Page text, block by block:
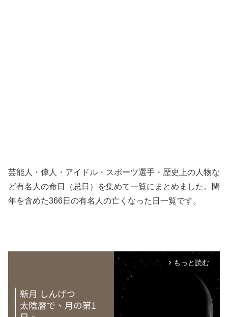
芸能人・偉人・アイドル・スポーツ選手・歴史上の人物な
ど有名人の命日（忌日）を集めて一覧にまとめました。閏
年を含めた366日の有名人の亡くなった日一覧です。
arrow_forward_ios もっと読む